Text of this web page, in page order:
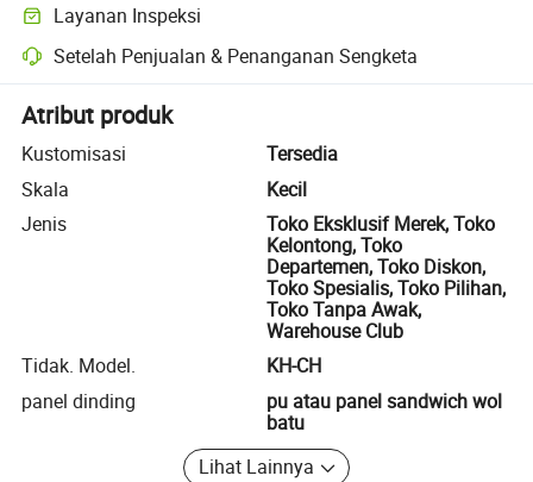
Layanan Inspeksi
Pemeriksaan pra-pengiriman opsional untuk pemeriksaan kualitas
Setelah Penjualan & Penanganan Sengketa
Penyelesaian sengketa yang dibantu platform, termasuk
Atribut produk
Kustomisasi
Tersedia
Skala
Kecil
Jenis
Toko Eksklusif Merek, Toko
Kelontong, Toko
Departemen, Toko Diskon,
Toko Spesialis, Toko Pilihan,
Toko Tanpa Awak,
Warehouse Club
Tidak. Model.
KH-CH
panel dinding
pu atau panel sandwich wol
batu
Lihat Lainnya